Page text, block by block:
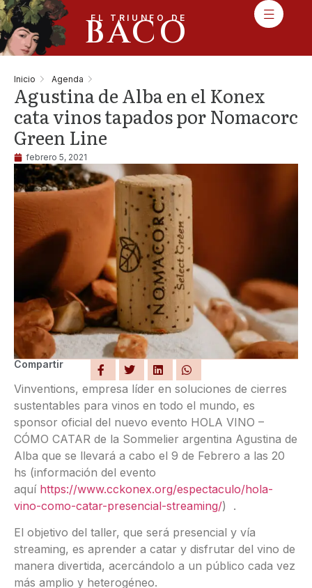
EL TRIUNFO DE
BACO
Inicio Agenda
Agustina de Alba en el Konex
cata vinos tapados por Nomacorc
Green Line
febrero 5, 2021
Compartir
Vinventions, empresa líder en soluciones de cierres
sustentables para vinos en todo el mundo, es
sponsor oficial del nuevo evento HOLA VINO –
CÓMO CATAR de la Sommelier argentina Agustina de
Alba que se llevará a cabo el 9 de Febrero a las 20
hs (información del evento
aquí https://www.cckonex.org/espectaculo/hola-
vino-como-catar-presencial-streaming/) .
El objetivo del taller, que será presencial y vía
streaming, es aprender a catar y disfrutar del vino de
manera divertida, acercándolo a un público cada vez
más amplio y heterogéneo.